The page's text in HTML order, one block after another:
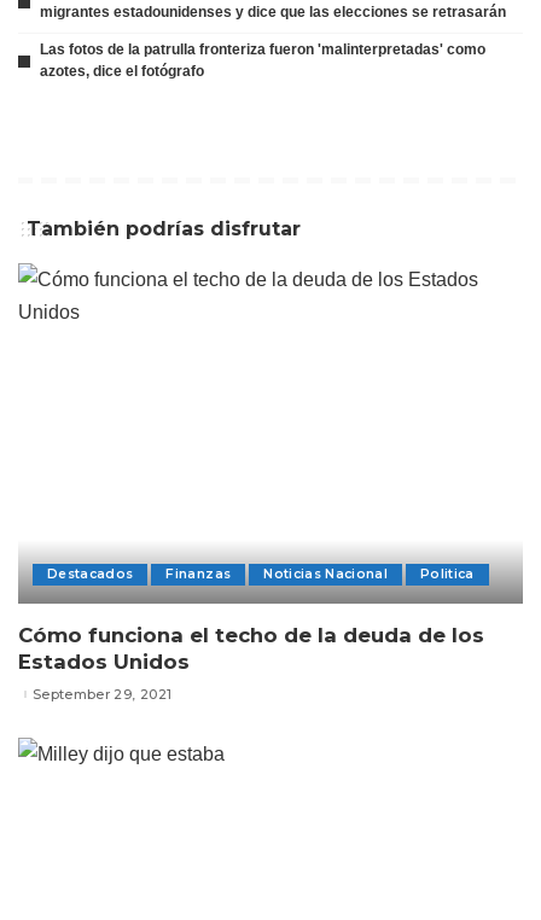
migrantes estadounidenses y dice que las elecciones se retrasarán
Las fotos de la patrulla fronteriza fueron 'malinterpretadas' como
azotes, dice el fotógrafo
También podrías disfrutar
Destacados Finanzas Noticias Nacional Politica
Cómo funciona el techo de la deuda de los
Estados Unidos
September 29, 2021